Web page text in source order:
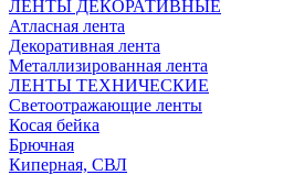
ЛЕНТЫ ДЕКОРАТИВНЫЕ
Атласная лента
Декоративная лента
Металлизированная лента
ЛЕНТЫ ТЕХНИЧЕСКИЕ
Светоотражающие ленты
Косая бейка
Брючная
Киперная, СВЛ